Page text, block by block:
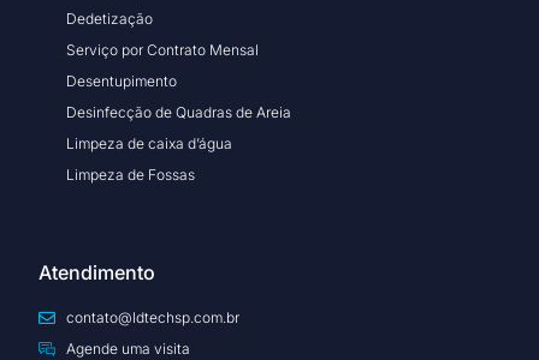
Dedetização
Serviço por Contrato Mensal
Desentupimento
Desinfecção de Quadras de Areia
Limpeza de caixa d’água
Limpeza de Fossas
Atendimento
contato@ldtechsp.com.br
Agende uma visita